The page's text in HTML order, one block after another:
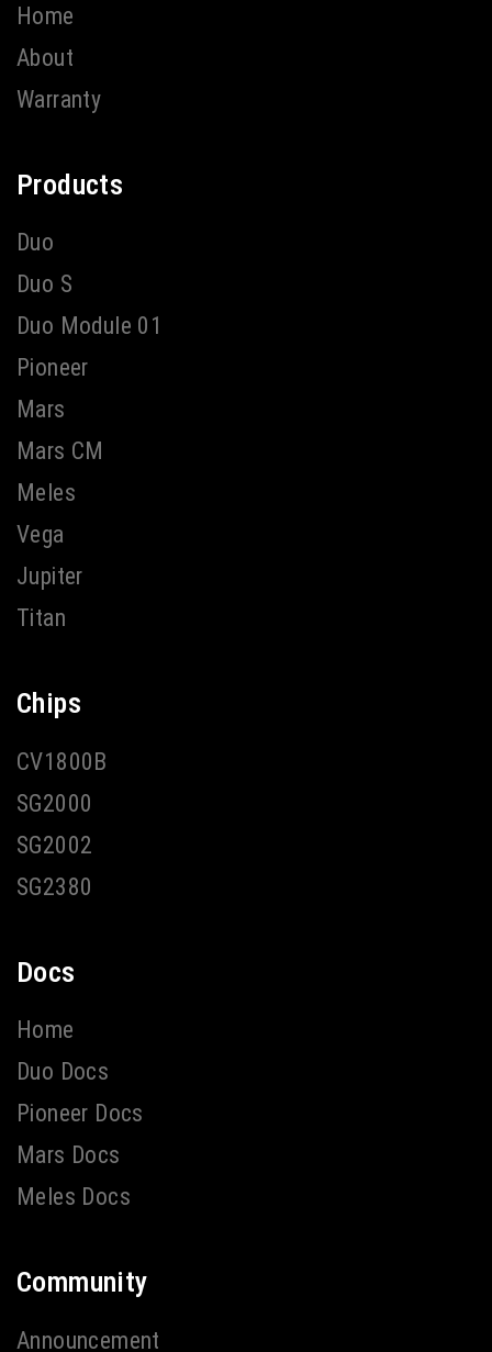
Home
About
Warranty
Products
Duo
Duo S
Duo Module 01
Pioneer
Mars
Mars CM
Meles
Vega
Jupiter
Titan
Chips
CV1800B
SG2000
SG2002
SG2380
Docs
Home
Duo Docs
Pioneer Docs
Mars Docs
Meles Docs
Community
Announcement